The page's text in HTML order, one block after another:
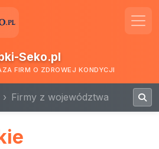
Seko.pl
FIRM O ZDROWEJ KONDYCJI
Firmy z województwa